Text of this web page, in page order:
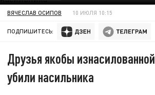
ВЯЧЕСЛАВ ОСИПОВ 10 ИЮЛЯ 10:15
ПОДПИШИТЕСЬ:
Друзья якобы
убили насильника